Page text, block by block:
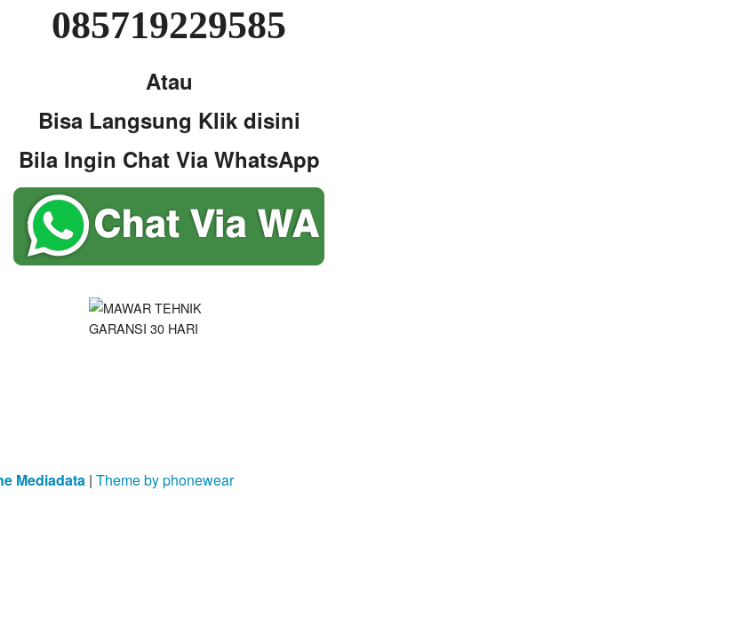
085719229585
Atau
Bisa Langsung Klik disini
Bila Ingin Chat Via WhatsApp
Mediadata | Theme by phonewear